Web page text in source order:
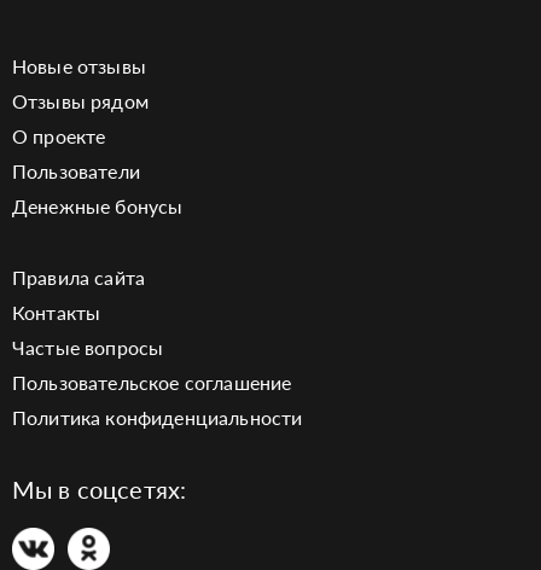
Новые отзывы
Отзывы рядом
О проекте
Пользователи
Денежные бонусы
Правила сайта
Контакты
Частые вопросы
Пользовательское соглашение
Политика конфиденциальности
Мы в соцсетях: